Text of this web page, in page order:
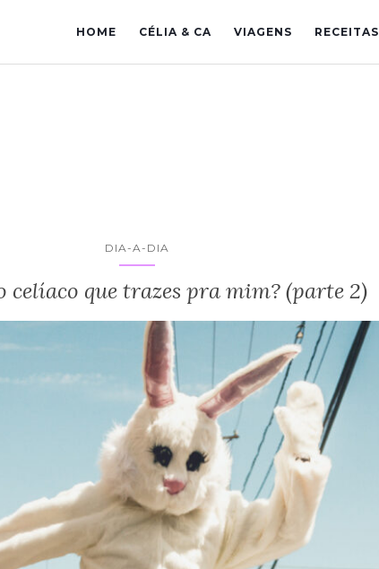
HOME CÉLIA & CA VIAGENS RECEITAS
DIA-A-DIA
celíaco que trazes pra mim? (parte 2)